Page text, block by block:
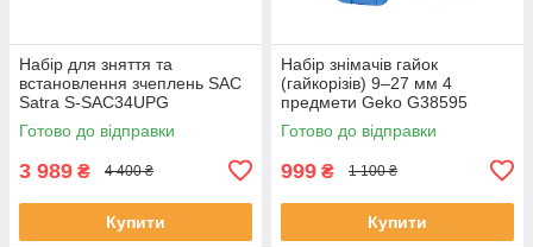
Набір для зняття та
встановлення зчеплень SAC
Satra S-SAC34UPG
Готово до відправки
3 989 ₴ 4 400 ₴
Купити
Набір знімачів гайок
(гайкорізів) 9–27 мм 4
предмети Geko G38595
Готово до відправки
999 ₴ 1 100 ₴
Купити